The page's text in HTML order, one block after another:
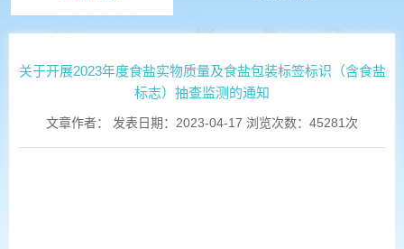
关于开展2023年度食盐实物质量及食盐包装标签标识（含食盐
标志）抽查监测的通知
文章作者： 发表日期：2023-04-17 浏览次数：45281次